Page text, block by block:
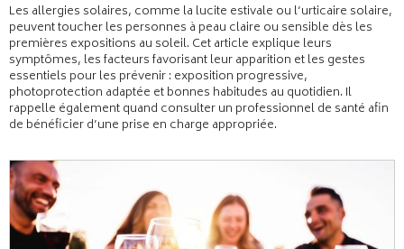
Les allergies solaires, comme la lucite estivale ou l’urticaire solaire,
peuvent toucher les personnes à peau claire ou sensible dès les
premières expositions au soleil. Cet article explique leurs
symptômes, les facteurs favorisant leur apparition et les gestes
essentiels pour les prévenir : exposition progressive,
photoprotection adaptée et bonnes habitudes au quotidien. Il
rappelle également quand consulter un professionnel de santé afin
de bénéficier d’une prise en charge appropriée.